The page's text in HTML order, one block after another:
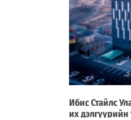
Ибис Стайлс
их дэлгүүрийн